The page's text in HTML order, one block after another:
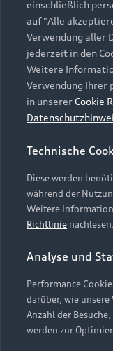
Plug-in-Hybride
Gebrauchtwagen
Finanzierung
Aktionen &
Geschäftskunden
Saisonale
Audi Services
Garantie
Audi digital
myAudi
Support
Kundenservice
Händlersuche
Audi Code
Online-
Servicekontakt
Vertrag widerrufen
Über Audi
Unternehmen
Karriere
Investor Relations
Presse & Media
Datenschutz
Audi erleben
Newsletter
Impressum
Cookie-Richtlinie
Hinweis: Die
Embleme am
Webseite kann
einschließlich
auf "Alle
Verwendung aller
jederzeit in den
Weitere
Verwendung Ihrer
in unserer Cookie
Technische
Diese werden
während der
Weitere
Richtlinie nachlesen.
Analyse und
Performance
darüber, wie
Anzahl der
werden zur